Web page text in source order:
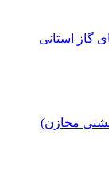
استانی
مخازن)